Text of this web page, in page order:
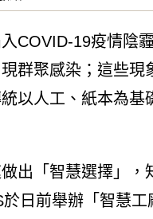
COVID-19疫情陰
群聚感染；這些
以人工、紙本為
出「智慧選擇」
日前舉辦「智慧